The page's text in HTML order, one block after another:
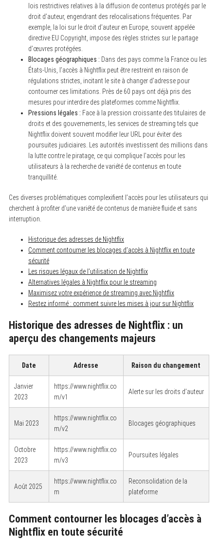
lois restrictives relatives à la diffusion de contenus protégés par le
droit d’auteur, engendrant des relocalisations fréquentes. Par
exemple, la loi sur le droit d’auteur en Europe, souvent appelée
directive EU Copyright, impose des règles strictes sur le partage
d’œuvres protégées.
Blocages géographiques : Dans des pays comme la France ou les
États-Unis, l’accès à Nightflix peut être restreint en raison de
régulations strictes, incitant le site à changer d’adresse pour
contourner ces limitations. Près de 60 pays ont déjà pris des
mesures pour interdire des plateformes comme Nightflix.
Pressions légales : Face à la pression croissante des titulaires de
droits et des gouvernements, les services de streaming tels que
Nightflix doivent souvent modifier leur URL pour éviter des
poursuites judiciaires. Les autorités investissent des millions dans
la lutte contre le piratage, ce qui complique l’accès pour les
utilisateurs à la recherche de variété de contenus en toute
tranquillité.
Ces diverses problématiques complexifient l’accès pour les utilisateurs qui
cherchent à profiter d’une variété de contenus de manière fluide et sans
interruption.
Historique des adresses de Nightflix
Comment contourner les blocages d’accès à Nightflix en toute
sécurité
Les risques légaux de l’utilisation de Nightflix
Alternatives légales à Nightflix pour le streaming
Maximisez votre expérience de streaming avec Nightflix
Restez informé : comment suivre les mises à jour sur Nightflix
Historique des adresses de Nightflix : un
aperçu des changements majeurs
Date Adresse Raison du changement
Janvier
2023
https://www.nightflix.co
m/v1
Alerte sur les droits d’auteur
Mai 2023
https://www.nightflix.co
m/v2
Blocages géographiques
Octobre
2023
https://www.nightflix.co
m/v3
Poursuites légales
Août 2025
https://www.nightflix.co
m
Reconsolidation de la
plateforme
Comment contourner les blocages d’accès à
Nightflix en toute sécurité